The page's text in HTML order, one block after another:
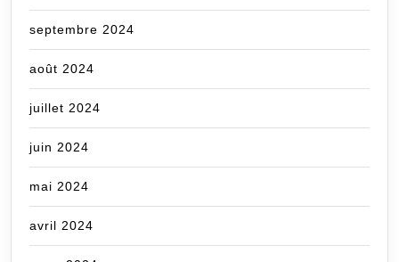
septembre 2024
août 2024
juillet 2024
juin 2024
mai 2024
avril 2024